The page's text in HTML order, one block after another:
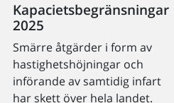
Kapacietsbegränsningar
2025
Smärre åtgärder i form av
hastighetshöjningar och
införande av samtidig infart
har skett över hela landet.